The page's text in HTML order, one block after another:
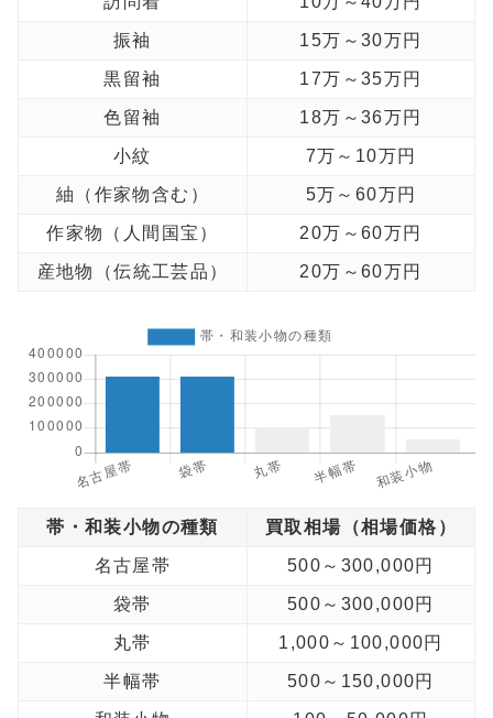
振袖 15万～30万円
黒留袖 17万～35万円
色留袖 18万～36万円
小紋 7万～10万円
紬（作家物含む） 5万～60万円
作家物（人間国宝） 20万～60万円
産地物（伝統工芸品） 20万～60万円
帯・和装小物の種類 買取相場（相場価格）
名古屋帯 500～300,000円
袋帯 500～300,000円
丸帯 1,000～100,000円
半幅帯 500～150,000円